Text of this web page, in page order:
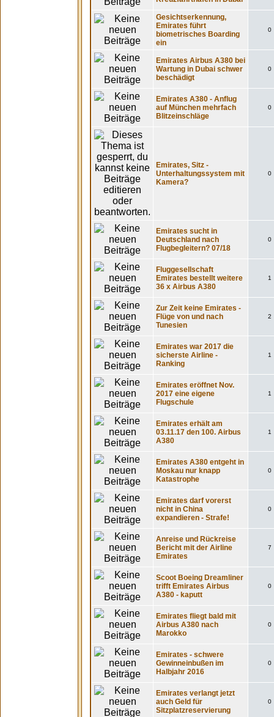
Gesichtserkennung,
Emirates führt
biometrisches Boarding
ein
0
Emirates Airbus A380 bei
Wartung in Dubai schwer
beschädigt
0
Emirates A380 - Anflug
auf München mehrfach
Blitzeinschläge
0
Emirates, Sitz -
Unterhaltungssystem mit
Kamera?
0
Emirates sucht in
Deutschland nach
Flugbegleitern? 07/18
0
Fluggesellschaft
Emirates bestellt weitere
36 x Airbus A380
1
Zur Zeit keine Emirates -
Flüge von und nach
Tunesien
2
Emirates war 2017 die
sicherste Airline -
Ranking
1
Emirates eröffnet Nov.
2017 eine eigene
Flugschule
1
Emirates erhält am
03.11.17 den 100. Airbus
A380
1
Emirates A380 entgeht in
Moskau nur knapp
Katastrophe
0
Emirates darf vorerst
nicht in China
expandieren - Strafe!
0
Anreise und Rückreise
Bericht mit der Airline
Emirates
7
Scoot Boeing Dreamliner
trifft Emirates Airbus
A380 - kaputt
0
Emirates fliegt bald mit
Airbus A380 nach
Marokko
0
Emirates - schwere
Gewinneinbußen im
Halbjahr 2016
0
Emirates verlangt jetzt
auch Geld für
Sitzplatzreservierung
0